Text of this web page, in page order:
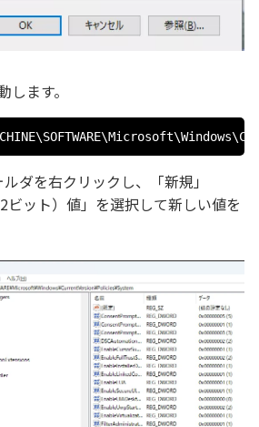
します。
ダを右クリックし、「新規」
ット）値」を選択して新しい値を